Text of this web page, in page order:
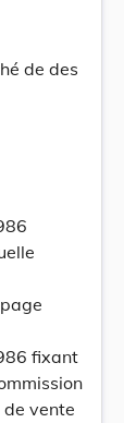
de des
fixant
vente